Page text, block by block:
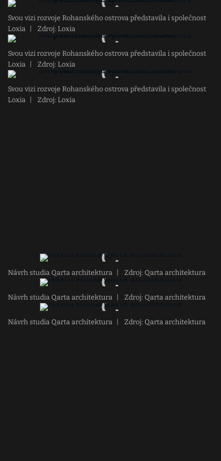
Svou vizi rozvoje Rohanského ostrova představila i společnost
Loxia
Zdroj: Loxia
Svou vizi rozvoje Rohanského ostrova představila i společnost
Loxia
Zdroj: Loxia
Svou vizi rozvoje Rohanského ostrova představila i společnost
Loxia
Zdroj: Loxia
Návrh studia Qarta architektura Zdroj: Qarta architektura
Návrh studia Qarta architektura Zdroj: Qarta architektura
Návrh studia Qarta architektura Zdroj: Qarta architektura